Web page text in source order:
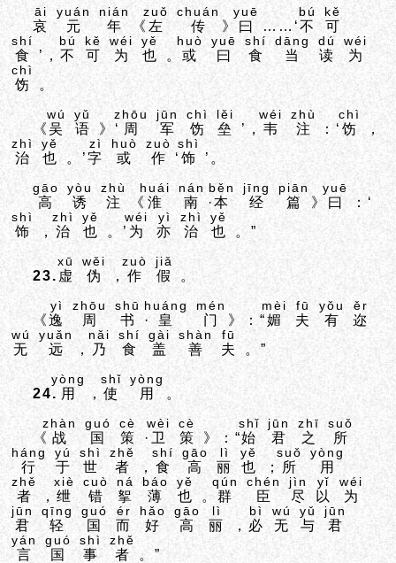
哀
āi
元
yuán
年
nián
《 左
zuǒ
传
chuán
》 曰
yuē
……‘不
bú
可
kě
食
shí
’，不
bú
可
kě
为
wéi
也
yě
。或
huò
曰
yuē
食
shí
当
dāng
读
dú
为
wéi
饬
chì
。
《吴
wú
语
yǔ
》‘ 周
zhōu
军
jūn
饬
chì
垒
lěi
’， 韦
wéi
注
zhù
：‘ 饬
chì
，
治
zhì
也
yě
。’字
zì
或
huò
作
zuò
‘ 饰
shì
’。
高
gāo
诱
yòu
注
zhù
《淮
huái
南
nán
·本
běn
经
jīng
篇
piān
》 曰
yuē
：‘
饰
shì
， 治
zhì
也
yě
。’ 为
wéi
亦
yì
治
zhì
也
yě
。”
23.虚
xū
伪
wěi
， 作
zuò
假
jiǎ
。
《逸
yì
周
zhōu
书
shū
· 皇
huáng
门
mén
》：“媚
mèi
夫
fū
有
yǒu
迩
ěr
无
wú
远
yuǎn
， 乃
nǎi
食
shí
盖
gài
善
shàn
夫
fū
。”
24. 用
yòng
，使
shǐ
用
yòng
。
《 战
zhàn
国
guó
策
cè
· 卫
wèi
策
cè
》：“始
shǐ
君
jūn
之
zhī
所
suǒ
行
háng
于
yú
世
shì
者
zhě
， 食
shí
高
gāo
丽
lì
也
yě
； 所
suǒ
用
yòng
者
zhě
，绁
xiè
错
cuò
挐
ná
薄
báo
也
yě
。群
qún
臣
chén
尽
jìn
以
yǐ
为
wéi
君
jūn
轻
qīng
国
guó
而
ér
好
hǎo
高
gāo
丽
lì
， 必
bì
无
wú
与
yǔ
君
jūn
言
yán
国
guó
事
shì
者
zhě
。”